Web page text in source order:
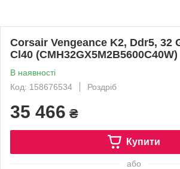
Corsair Vengeance K2, Ddr5, 32
Cl40 (CMH32GX5M2B5600C40W)
В наявності
Код: 158676534
Роздріб
35 466 ₴
Купити
або